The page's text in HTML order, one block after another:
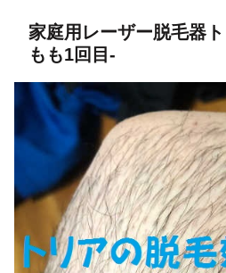
家庭用レーザー脱毛器
もも1回目-